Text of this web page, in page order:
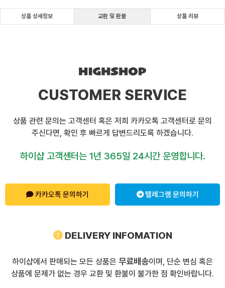
상품 상세정보 교환 및 환불 상품 리뷰
CUSTOMER SERVICE
상품 관련 문의는 고객센터 혹은 저희 카카오톡 고객센터로 문의
주신다면, 확인 후 빠르게 답변드리도록 하겠습니다.
하이샵 고객센터는 1년 365일 24시간 운영합니다.
카카오톡 문의하기 텔레그램 문의하기
DELIVERY INFOMATION
하이샵에서 판매되는 모든 상품은 무료배송이며, 단순 변심 혹은
상품에 문제가 없는 경우 교환 및 환불이 불가한 점 확인바랍니다.